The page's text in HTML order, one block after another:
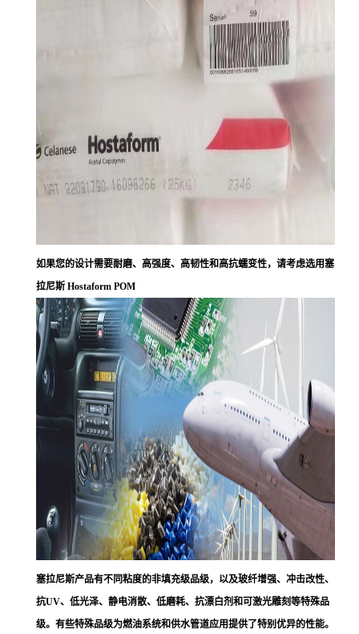
如果您的设计需要耐磨、高强度、高韧性和高抗蠕变性，请考虑选用塞
拉尼斯 Hostaform POM
塞拉尼斯产品有不同粘度的非填充级品级，以及玻纤增强、冲击改性、
抗UV、低光泽、静电消散、低磨耗、抗漂白剂和可激光雕刻等特殊品
级。有些特殊品级为燃油系统和供水管道应用提供了特别优异的性能。